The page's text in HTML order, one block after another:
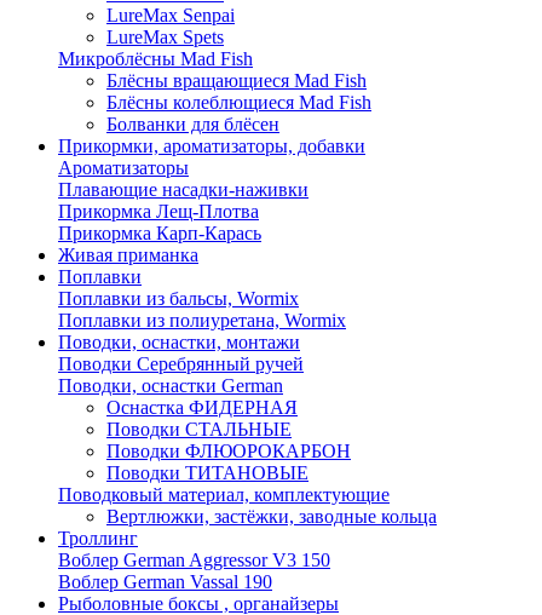
LureMax Senpai
LureMax Spets
Микроблёсны Mad Fish
Блёсны вращающиеся Mad Fish
Блёсны колеблющиеся Mad Fish
Болванки для блёсен
Прикормки, ароматизаторы, добавки
Ароматизаторы
Плавающие насадки-наживки
Прикормка Лещ-Плотва
Прикормка Карп-Карась
Живая приманка
Поплавки
Поплавки из бальсы, Wormix
Поплавки из полиуретана, Wormix
Поводки, оснастки, монтажи
Поводки Серебрянный ручей
Поводки, оснастки German
Оснастка ФИДЕРНАЯ
Поводки СТАЛЬНЫЕ
Поводки ФЛЮОРОКАРБОН
Поводки ТИТАНОВЫЕ
Поводковый материал, комплектующие
Вертлюжки, застёжки, заводные кольца
Троллинг
Воблер German Aggressor V3 150
Воблер German Vassal 190
Рыболовные боксы , органайзеры